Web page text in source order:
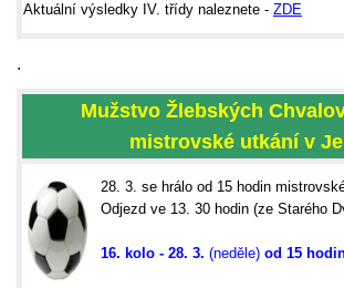
Aktuální výsledky IV. třídy naleznete - ZDE
.
Mužstvo Žlebských
mistrovské utkání v
28. 3. se hrálo od 15 hodin
Odjezd ve 13. 30 hodin (ze Starého
16. kolo - 28. 3. (neděle) od 15